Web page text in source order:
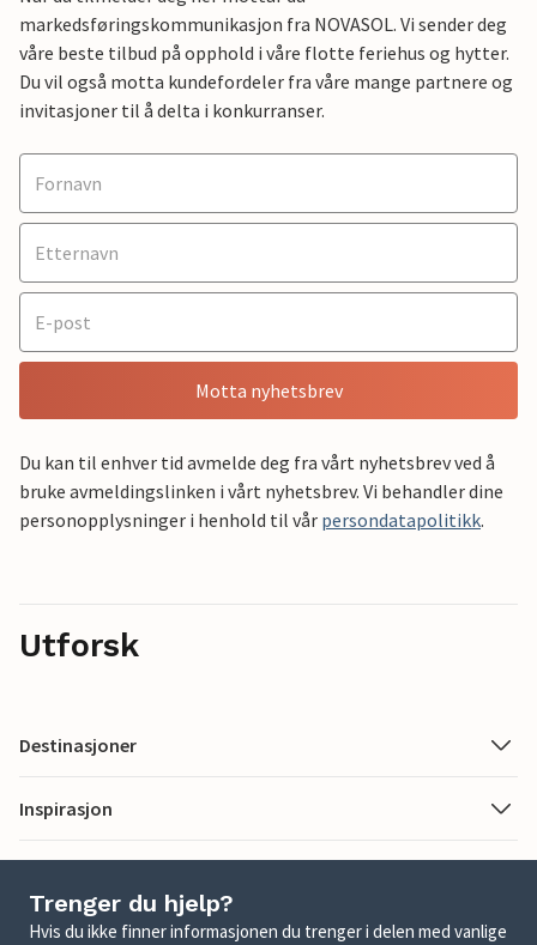
markedsføringskommunikasjon fra NOVASOL. Vi sender deg
våre beste tilbud på opphold i våre flotte feriehus og hytter.
Du vil også motta kundefordeler fra våre mange partnere og
invitasjoner til å delta i konkurranser.
Motta nyhetsbrev
Du kan til enhver tid avmelde deg fra vårt nyhetsbrev ved å
bruke avmeldingslinken i vårt nyhetsbrev. Vi behandler dine
personopplysninger i henhold til vår persondatapolitikk.
Utforsk
Destinasjoner
Inspirasjon
Trenger du hjelp?
Hvis du ikke finner informasjonen du trenger i delen med vanlige